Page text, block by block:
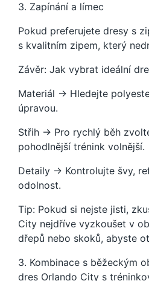
3. Zapínání a límec
Pokud preferujete dresy s
s kvalitním zipem, který
Závěr: Jak vybrat ideální
Materiál → Hledejte
úpravou.
Střih → Pro rychlý běh
pohodlnější trénink volnější.
Detaily → Kontrolujte švy,
odolnost.
Tip: Pokud si nejste jisti,
City nejdříve vyzkoušet v
dřepů nebo skoků, abyste
3. Kombinace s běžeckým
dres Orlando City s